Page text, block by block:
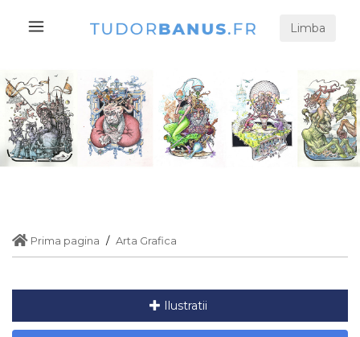
Limba
Prima pagina Arta Grafica
Ilustratii